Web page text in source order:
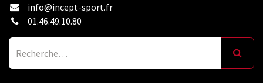
info@incept-sport.fr
01.46.49.10.80